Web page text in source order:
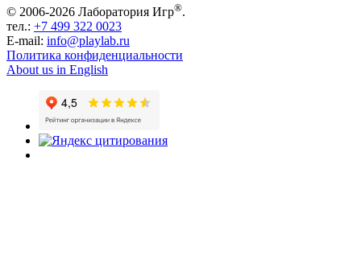
© 2006-2026 Лаборатория Игр®.
тел.: +7 499 322 0023
E-mail: info@playlab.ru
Политика конфиденциальности
About us in English